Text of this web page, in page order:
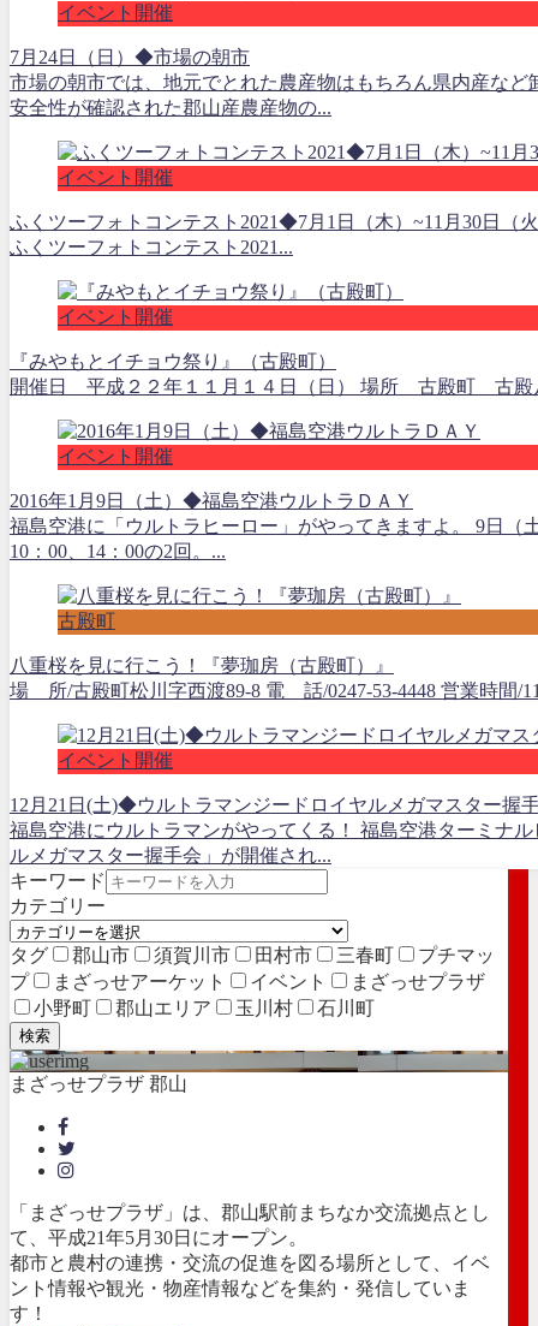
イベント開催
7月24日（日）◆市場の朝市
市場の朝市では、地元でとれた農産物はもちろん県内産な
安全性が確認された郡山産農産物の...
イベント開催
ふくツーフォトコンテスト2021◆7月1日（木）~11月30日（
ふくツーフォトコンテスト2021...
イベント開催
『みやもとイチョウ祭り』（古殿町）
開催日 平成２２年１１月１４日（日） 場所 古殿町 古殿
イベント開催
2016年1月9日（土）◆福島空港ウルトラＤＡＹ
福島空港に「ウルトラヒーロー」がやってきますよ。 9日
10：00、14：00の2回。...
古殿町
八重桜を見に行こう！『夢珈房（古殿町）』
場 所/古殿町松川字西渡89-8 電 話/0247-53-4448 営業時間/
イベント開催
12月21日(土)◆ウルトラマンジードロイヤルメガマスター握
福島空港にウルトラマンがやってくる！ 福島空港ターミナ
ルメガマスター握手会」が開催され...
キーワード
カテゴリー
タグ 郡山市 須賀川市 田村市 三春町
プチマッ
プ
まざっせアーケット イベント
まざっせプラザ
小野町
郡山エリア 玉川村 石川町
検索
まざっせプラザ 郡山
「まざっせプラザ」は、郡山駅前まちなか交流拠点とし
て、平成21年5月30日にオープン。
都市と農村の連携・交流の促進を図る場所として、イベ
ント情報や観光・物産情報などを集約・発信していま
す！